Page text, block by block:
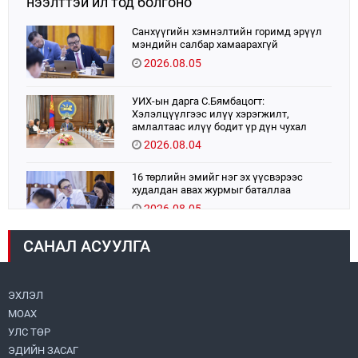
Санхүүгийн хэмнэлтийн горимд эрүүл
мэндийн салбар хамаарахгүй
2026.08.05
УИХ-ын дарга С.Бямбацогт:
Хэлэлцүүлгээс илүү хэрэгжилт,
амлалтаас илүү бодит үр дүн чухал
2026.08.04
16 төрлийн эмийг нэг эх үүсвэрээс
худалдан авах журмыг баталлаа
2026.08.05
Монголбанк 7 дугаар сард 1,439.2 кг үнэт
САНАЛ АСУУЛГА
ЭХЛЭЛ
МОАХ
УЛС ТӨР
ЭДИЙН ЗАСАГ